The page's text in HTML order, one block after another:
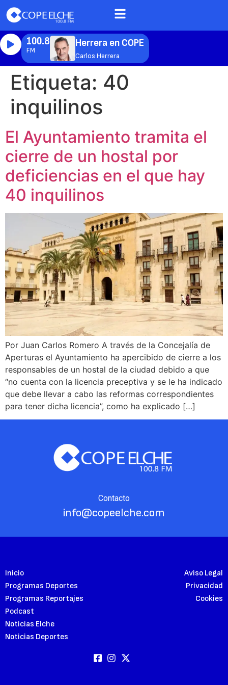
100.8
FM
Herrera en COPE
Carlos Herrera
Etiqueta: 40
inquilinos
El Ayuntamiento tramita el
cierre de un hostal por
deficiencias en el que hay
40 inquilinos
Por Juan Carlos Romero A través de la Concejalía de
Aperturas el Ayuntamiento ha apercibido de cierre a los
responsables de un hostal de la ciudad debido a que
“no cuenta con la licencia preceptiva y se le ha indicado
que debe llevar a cabo las reformas correspondientes
para tener dicha licencia”, como ha explicado […]
Contacto
info@copeelche.com
Inicio
Programas Deportes
Programas Reportajes
Podcast
Noticias Elche
Noticias Deportes
Aviso Legal
Privacidad
Cookies